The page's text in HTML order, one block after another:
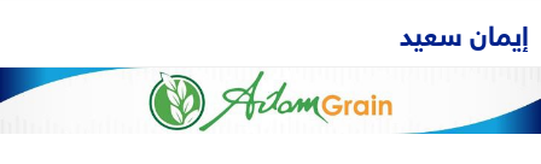
إيمان سعيد